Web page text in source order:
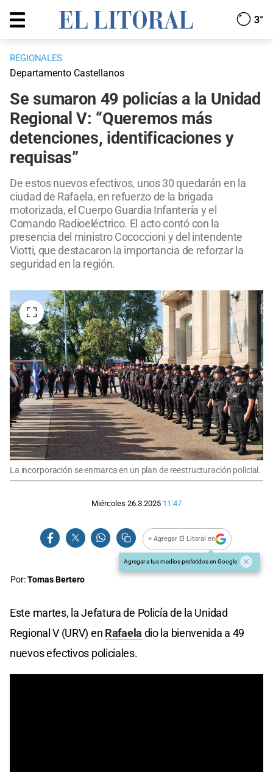
3°
REGIONALES
Departamento Castellanos
Se sumaron 49 policías a la Unidad
Regional V: “Queremos más
detenciones, identificaciones y
requisas”
De estos nuevos efectivos, unos 30 quedarán en la
ciudad de Rafaela, en refuerzo de la brigada
motorizada, el Cuerpo Guardia Infantería y el
Comando Radioeléctrico. El acto contó con la
presencia del ministro Cococcioni y del intendente
Viotti, que destacaron la importancia de reforzar la
seguridad en la región.
La incorporación se enmarca en un plan de reestructuración policial.
Miércoles 26.3.2025 11:47
+ Agregar El Litoral en
Agregar a tus medios preferidos en Google
Por:Tomas Bertero
Este martes, la Jefatura de Policía de la Unidad
Regional V (URV) en Rafaela dio la bienvenida a 49
nuevos efectivos policiales.